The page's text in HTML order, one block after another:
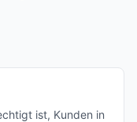
ist, Kunden in